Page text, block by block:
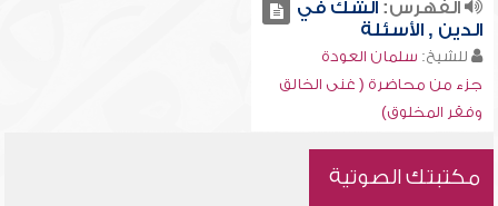
الفهرس:الشك في
الدين , الأسئلة
للشيخ: سلمان العودة
جزء من محاضرة ( غنى الخالق
وفقر المخلوق)
مكتبتك الصوتية